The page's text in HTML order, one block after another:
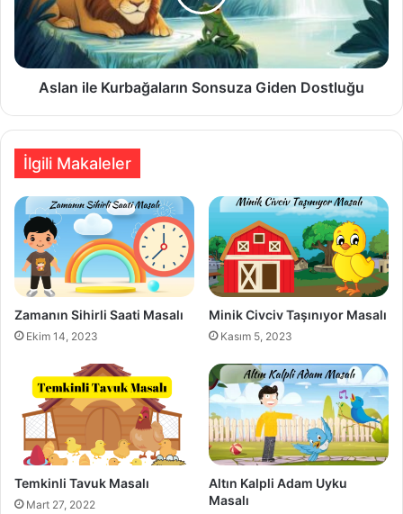
Dostluğu
Aslan ile Kurbağaların Sonsuza Giden Dostluğu
İlgili Makaleler
Zamanın Sihirli Saati Masalı
Ekim 14, 2023
Minik Civciv Taşınıyor Masalı
Kasım 5, 2023
Temkinli Tavuk Masalı
Mart 27, 2022
Altın Kalpli Adam Uyku
Masalı